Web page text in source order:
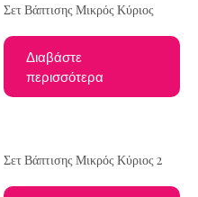
Σετ Βάπτισης Μικρός Κύριος
Διαβάστε
περισσότερα
Σετ Βάπτισης Μικρός Κύριος 2